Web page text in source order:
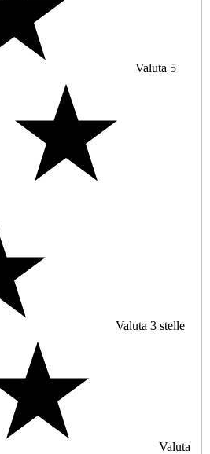
Valuta 5
Valuta 3 stelle
Valuta